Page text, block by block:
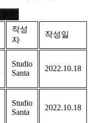
작성
자
작성일
Studio
Santa
2022.10.18
Studio
Santa
2022.10.18